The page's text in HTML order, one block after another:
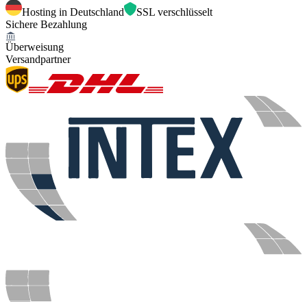
Hosting in Deutschland
SSL verschlüsselt
Sichere Bezahlung
Überweisung
Versandpartner